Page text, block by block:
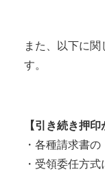
また、以下に
す。
【引き続き押
・各種請求書
・受領委任方